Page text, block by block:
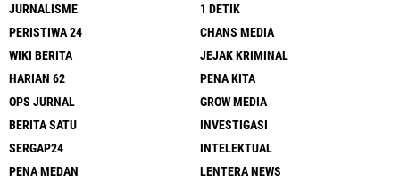
JURNALISME
1 DETIK
PERISTIWA 24
CHANS MEDIA
WIKI BERITA
JEJAK KRIMINAL
HARIAN 62
PENA KITA
OPS JURNAL
GROW MEDIA
BERITA SATU
INVESTIGASI
SERGAP24
INTELEKTUAL
PENA MEDAN
LENTERA NEWS